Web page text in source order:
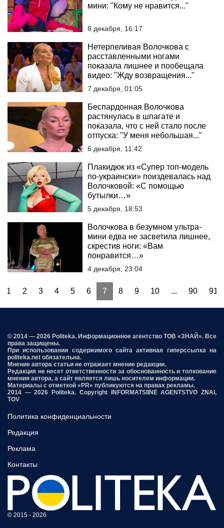
мини: "Кому не нравится..."
8 декабря, 16:17
Нетерпеливая Волочкова с
расставленными ногами
показала лишнее и пообещала
видео: "Жду возвращения..."
7 декабря, 01:05
Беспардонная Волочкова
растянулась в шпагате и
показала, что с ней стало после
отпуска: "У меня небольшая..."
6 декабря, 11:42
Плакидюк из «Супер топ-модель
по-украински» поиздевалась над
Волочковой: «С помощью
бутылки…»
5 декабря, 18:53
Волочкова в безумном ультра-
мини едва не засветила лишнее,
скрестив ноги: «Вам
понравится…»
4 декабря, 23:04
1 2 3 4 5 6 7 8 9 10 ... 90 91
© 2014 — 2026 Politeka. Информационное агентство ТОВ «ЗНАЙ». Все
права защищены.
При использовании содержимого сайта активная гиперссылка на
politeka.net обязательна.
Мнение автора статьи не отражает мнение редакции.
Редакция не несет ответственности за обоснованность и толкование
мнения автора, а сайт является лишь носителем информации.
Материалы с отметкой «PR» публикуются на правах рекламы.
2014 — 2026 Politeka. Copyright INFORMATSIINE AGENTSTVO ZNAI,
TOV
Политика конфиденциальности
Редакция
Реклама
Контакты
© 2015 - 2026